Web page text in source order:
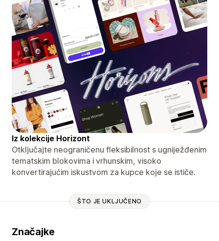
Iz kolekcije Horizont
Otključajte neograničenu fleksibilnost s ugniježđenim
tematskim blokovima i vrhunskim, visoko
konvertirajućim iskustvom za kupce koje se ističe.
ŠTO JE UKLJUČENO
Značajke